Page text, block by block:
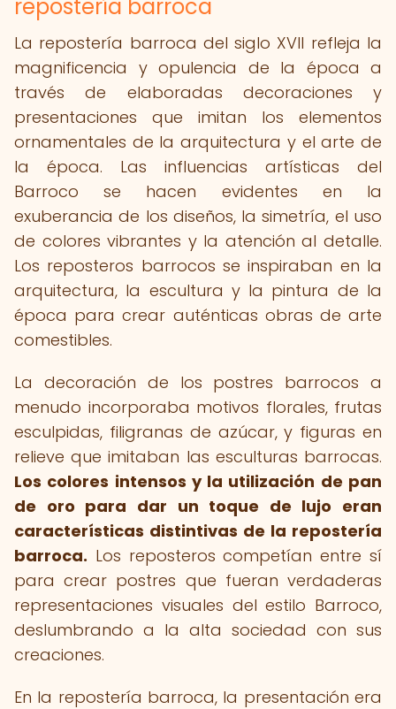
repostería barroca
La repostería barroca del siglo XVII refleja la
magnificencia y opulencia de la época a
través de elaboradas decoraciones y
presentaciones que imitan los elementos
ornamentales de la arquitectura y el arte de
la época. Las influencias artísticas del
Barroco se hacen evidentes en la
exuberancia de los diseños, la simetría, el uso
de colores vibrantes y la atención al detalle.
Los reposteros barrocos se inspiraban en la
arquitectura, la escultura y la pintura de la
época para crear auténticas obras de arte
comestibles.
La decoración de los postres barrocos a
menudo incorporaba motivos florales, frutas
esculpidas, filigranas de azúcar, y figuras en
relieve que imitaban las esculturas barrocas.
Los colores intensos y la utilización de pan
de oro para dar un toque de lujo eran
características distintivas de la repostería
barroca. Los reposteros competían entre sí
para crear postres que fueran verdaderas
representaciones visuales del estilo Barroco,
deslumbrando a la alta sociedad con sus
creaciones.
En la repostería barroca, la presentación era